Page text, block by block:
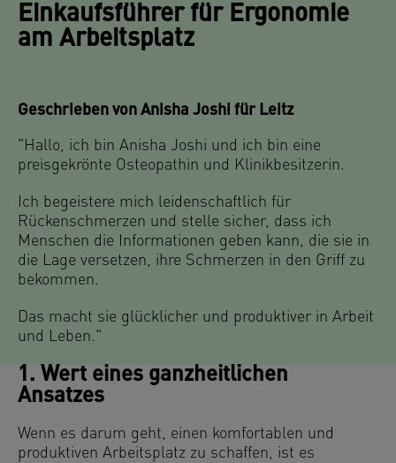
Einkaufsführer für Ergonomie
am Arbeitsplatz
Geschrieben von Anisha Joshi für Leitz
"Hallo, ich bin Anisha Joshi und ich bin eine
preisgekrönte Osteopathin und Klinikbesitzerin.
Ich begeistere mich leidenschaftlich für
Rückenschmerzen und stelle sicher, dass ich
Menschen die Informationen geben kann, die sie in
die Lage versetzen, ihre Schmerzen in den Griff zu
bekommen.
Das macht sie glücklicher und produktiver in Arbeit
und Leben."
1. Wert eines ganzheitlichen
Ansatzes
Wenn es darum geht, einen komfortablen und
produktiven Arbeitsplatz zu schaffen, ist es